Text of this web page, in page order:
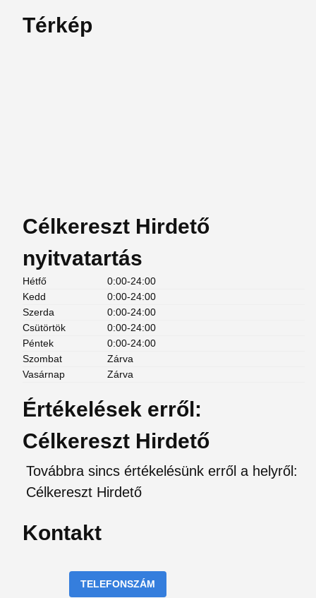
Térkép
Célkereszt Hirdető
nyitvatartás
Hétfő
0:00-24:00
Kedd
0:00-24:00
Szerda
0:00-24:00
Csütörtök
0:00-24:00
Péntek
0:00-24:00
Szombat
Zárva
Vasárnap
Zárva
Értékelések erről:
Célkereszt Hirdető
Továbbra sincs értékelésünk erről a helyről:
Célkereszt Hirdető
Kontakt
TELEFONSZÁM